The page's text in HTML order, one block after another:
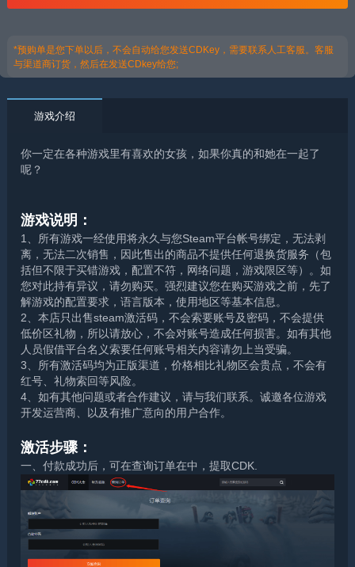
*预购单是您下单以后，不会自动给您发送CDKey，需要联系人工客服。客服
与渠道商订货，然后在发送CDkey给您;
游戏介绍
你一定在各种游戏里有喜欢的女孩，如果你真的和她在一起了
呢？
游戏说明：
1、所有游戏一经使用将永久与您Steam平台帐号绑定，无法剥
离，无法二次销售，因此售出的商品不提供任何退换货服务（包
括但不限于买错游戏，配置不符，网络问题，游戏限区等）。如
您对此持有异议，请勿购买。强烈建议您在购买游戏之前，先了
解游戏的配置要求，语言版本，使用地区等基本信息。
2、本店只出售steam激活码，不会索要账号及密码，不会提供
低价区礼物，所以请放心，不会对账号造成任何损害。如有其他
人员假借平台名义索要任何账号相关内容请勿上当受骗。
3、所有激活码均为正版渠道，价格相比礼物区会贵点，不会有
红号、礼物索回等风险。
4、如有其他问题或者合作建议，请与我们联系。诚邀各位游戏
开发运营商、以及有推广意向的用户合作。
激活步骤：
一、付款成功后，可在查询订单在中，提取CDK.